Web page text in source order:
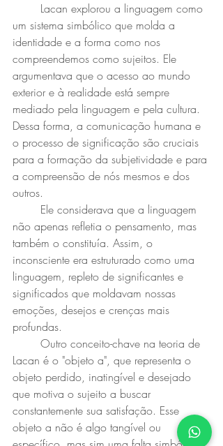
um sistema simbólico que molda a
identidade e a forma como nos
compreendemos como sujeitos. Ele
argumentava que o acesso ao mundo
exterior e à realidade está sempre
mediado pela linguagem e pela cultura.
Dessa forma, a comunicação humana e
o processo de significação são cruciais
para a formação da subjetividade e para
a compreensão de nós mesmos e dos
outros.
não apenas refletia o pensamento, mas
também o constituía. Assim, o
inconsciente era estruturado como uma
linguagem, repleto de significantes e
significados que moldavam nossas
emoções, desejos e crenças mais
profundas.
Lacan é o "objeto a", que representa o
objeto perdido, inatingível e desejado
que motiva o sujeito a buscar
constantemente sua satisfação. Esse
objeto a não é algo tangível ou